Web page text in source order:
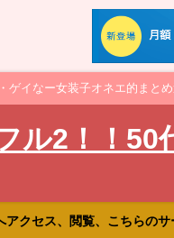
ゲイなー女装子オネエ的まと
ル2！！50
クセス、閲覧、こちらの